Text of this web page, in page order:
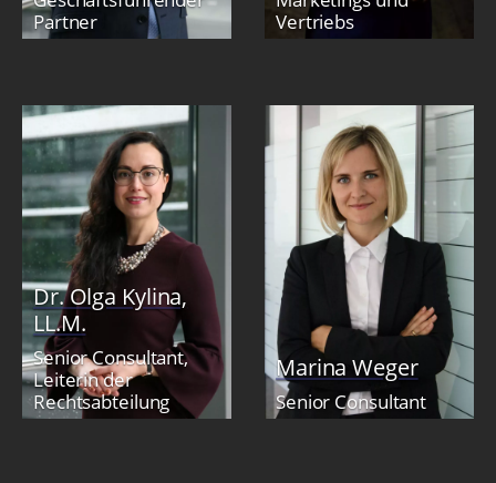
Partner
Vertriebs
Dr. Olga Kylina,
LL.M.
Senior Consultant,
Leiterin der
Rechtsabteilung
Marina Weger
Senior Consultant